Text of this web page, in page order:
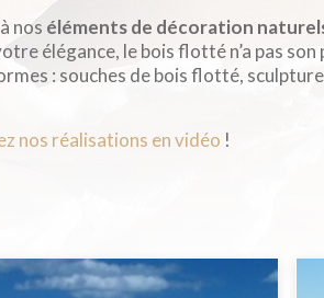
nos éléments de décoration
élégance, le bois flotté n’a pas son
: souches de bois flotté,
nos réalisations en vidéo !